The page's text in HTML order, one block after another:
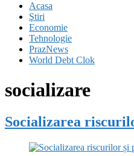
Acasa
Ştiri
Economie
Tehnologie
PrazNews
World Debt Clok
socializare
Socializarea